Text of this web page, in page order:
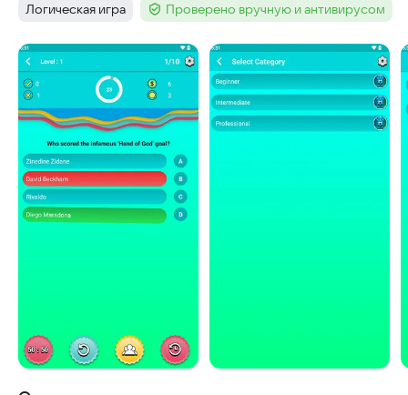
Тег :
Логическая игра Тег :Проверено вручную и антивирусом
Скриншоты